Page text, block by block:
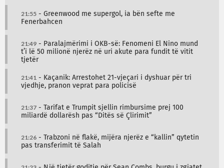
21:55 - Greenwood me supergol, ia bën sefte me
Fenerbahcen
21:49 - Paralajmërimi i OKB-së: Fenomeni El Nino mund
t’i lë 50 milionë njerëz në uri akute para fundit të vitit
tjetër
21:41 - Kaçanik: Arrestohet 21-vjeçari i dyshuar për tri
vjedhje, pranon veprat para policisë
21:37 - Tarifat e Trumpit sjellin rimbursime prej 100
miliardë dollarësh pas “Ditës së Çlirimit”
21:26 - Trabzoni në flakë, mijëra njerëz e “kallin” qytetin
pas transferimit të Salah